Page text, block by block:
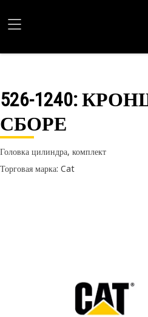
526-1240:
СБОРЕ
Головка цилиндра, комплект
Торговая марка: Cat